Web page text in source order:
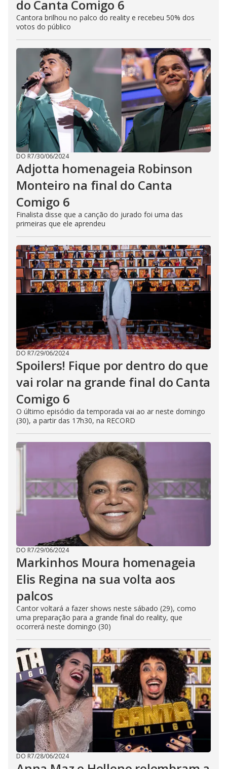
do Canta Comigo 6
Cantora brilhou no palco do reality e recebeu 50% dos
votos do público
DO R7/30/06/2024
Adjotta homenageia Robinson
Monteiro na final do Canta
Comigo 6
Finalista disse que a canção do jurado foi uma das
primeiras que ele aprendeu
DO R7/29/06/2024
Spoilers! Fique por dentro do que
vai rolar na grande final do Canta
Comigo 6
O último episódio da temporada vai ao ar neste domingo
(30), a partir das 17h30, na RECORD
DO R7/29/06/2024
Markinhos Moura homenageia
Elis Regina na sua volta aos
palcos
Cantor voltará a fazer shows neste sábado (29), como
uma preparação para a grande final do reality, que
ocorrerá neste domingo (30)
DO R7/28/06/2024